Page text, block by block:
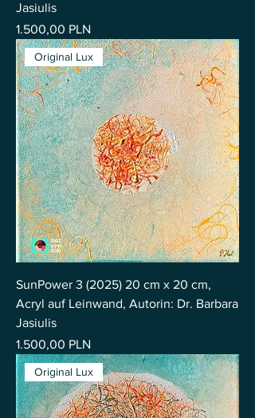
Jasiulis
Preis
1.500,00 PLN
Original Lux
SunPower 3 (2025) 20 cm x 20 cm,
Acryl auf Leinwand, Autorin: Dr. Barbara
Jasiulis
Preis
1.500,00 PLN
Original Lux